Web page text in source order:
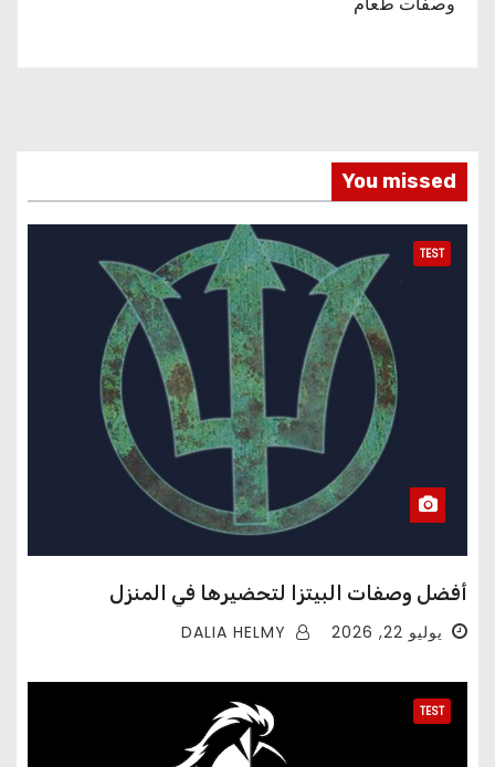
You missed
TEST
أفضل وصفات البيتزا لتحضيرها في المنزل
يوليو 22, 2026
TEST